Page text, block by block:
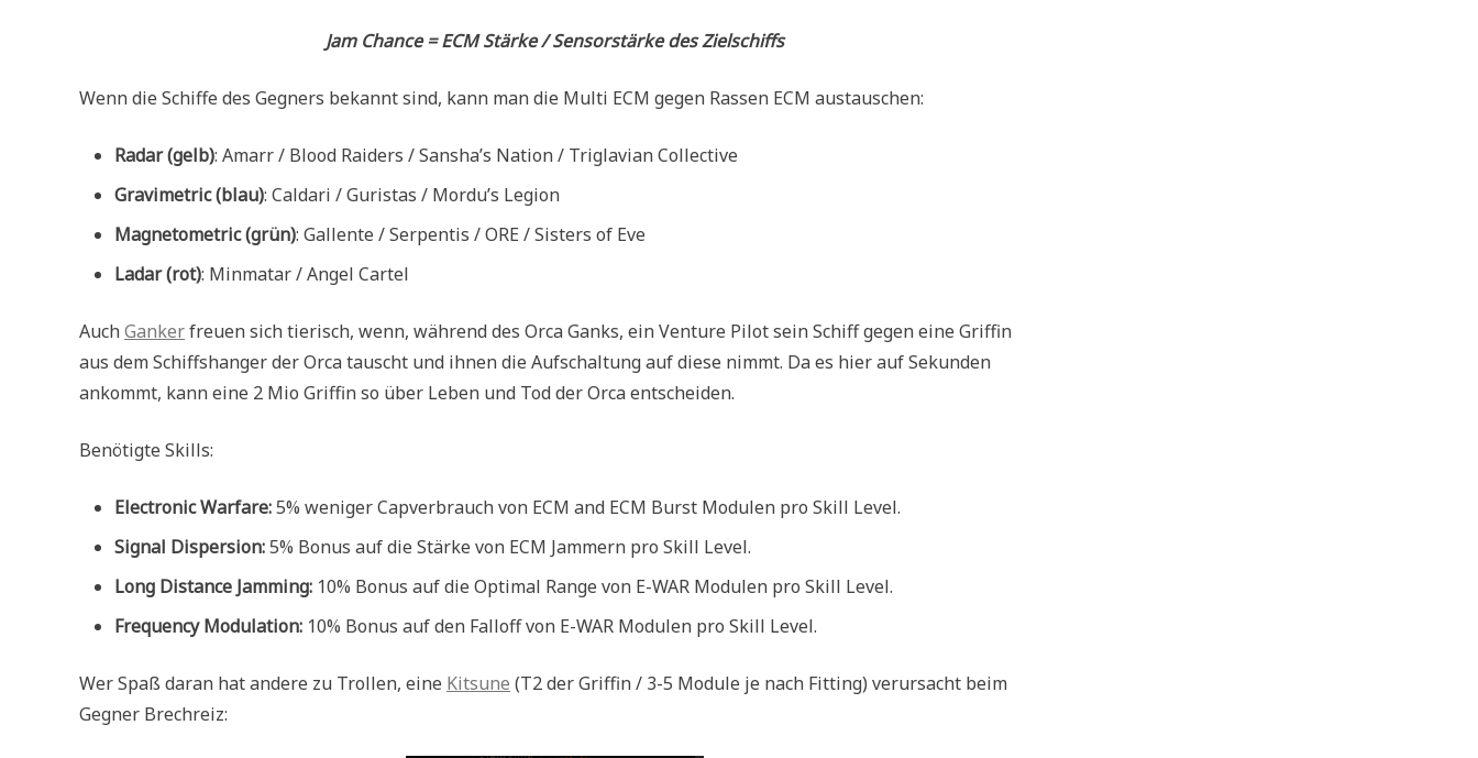
Jam Chance = ECM Stärke / Sensorstärke des Zielschiffs
Wenn die Schiffe des Gegners bekannt sind, kann man die Multi ECM gegen Rassen ECM austauschen:
Radar (gelb): Amarr / Blood Raiders / Sansha’s Nation / Triglavian Collective
Gravimetric (blau): Caldari / Guristas / Mordu’s Legion
Magnetometric (grün): Gallente / Serpentis / ORE / Sisters of Eve
Ladar (rot): Minmatar / Angel Cartel
AuchGankerfreuen sich tierisch, wenn, während des Orca Ganks, ein Venture Pilot sein Schiff gegen eine Griffin
aus dem Schiffshanger der Orca tauscht und ihnen die Aufschaltung auf diese nimmt. Da es hier auf Sekunden
ankommt, kann eine 2 Mio Griffin so über Leben und Tod der Orca entscheiden.
Benötigte Skills:
Electronic Warfare:5% weniger Capverbrauch von ECM and ECM Burst Modulen pro Skill Level.
Signal Dispersion:5% Bonus auf die Stärke von ECM Jammern pro Skill Level.
Long Distance Jamming: 10% Bonus auf die Optimal Range von E-WAR Modulen pro Skill Level.
Frequency Modulation: 10% Bonus auf den Falloff von E-WAR Modulen pro Skill Level.
Wer Spaß daran hat andere zu Trollen, eine Kitsune (T2 der Griffin / 3-5 Module je nach Fitting) verursacht beim
Gegner Brechreiz: